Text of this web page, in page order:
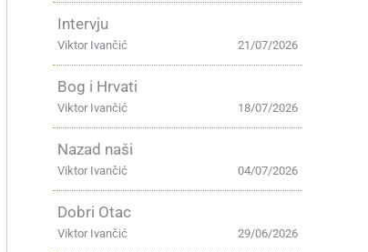
Intervju
21/07/2026
Viktor Ivančić
Bog i Hrvati
18/07/2026
Viktor Ivančić
Nazad naši
04/07/2026
Viktor Ivančić
Dobri Otac
29/06/2026
Viktor Ivančić